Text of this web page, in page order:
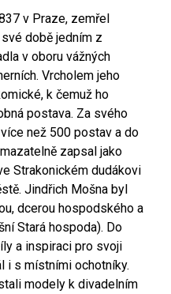
v Praze, zemřel
době jedním z
v oboru vážných
Vrcholem jeho
k čemuž ho
postava. Za svého
než 500 postav a do
zapsal jako
Strakonickém dudákovi
Jindřich Mošna byl
dcerou hospodského a
Stará hospoda). Do
a inspiraci pro svoji
i s místními ochotníky.
modely k divadelním